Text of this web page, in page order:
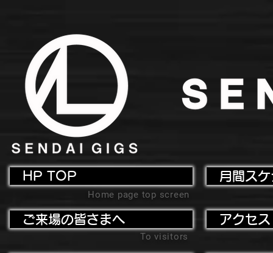
HP TOP
Home page top screen
ご来場の皆さまへ
To visitors
月間ス
アクセ